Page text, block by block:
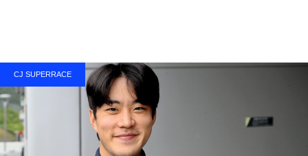
CJ SUPERRACE